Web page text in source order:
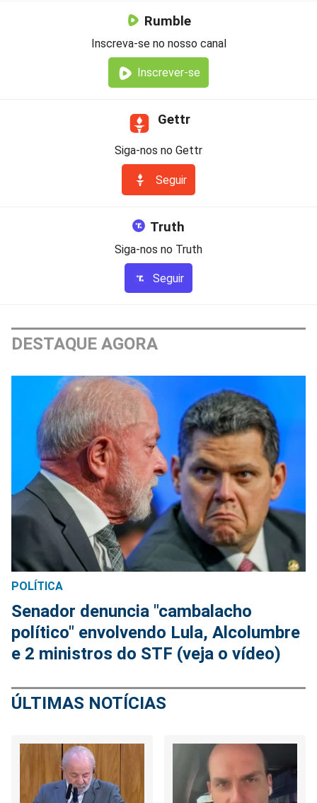
Rumble
Inscreva-se no nosso canal
Inscrever-se
Gettr
Siga-nos no Gettr
Seguir
Truth
Siga-nos no Truth
Seguir
DESTAQUE AGORA
POLÍTICA
Senador denuncia "cambalacho
político" envolvendo Lula, Alcolumbre
e 2 ministros do STF (veja o vídeo)
ÚLTIMAS NOTÍCIAS